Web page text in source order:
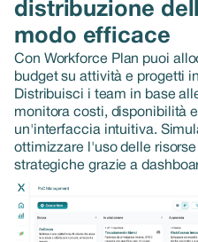
distribuzione
modo efficace
Con Workforce Plan puoi
budget su attività e progetti
Distribuisci i team in base
monitora costi, disponibilità
un'interfaccia intuitiva.
ottimizzare l'uso delle
strategiche grazie a